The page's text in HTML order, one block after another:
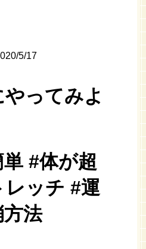
5/17
ってみよ
#体が超
レッチ #運
法